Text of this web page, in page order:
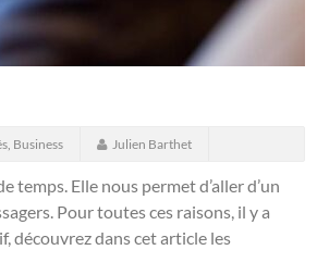
, Business Julien Barthet
temps. Elle nous permet d’aller d’un
Pour toutes ces raisons, il y a
découvrez dans cet article les